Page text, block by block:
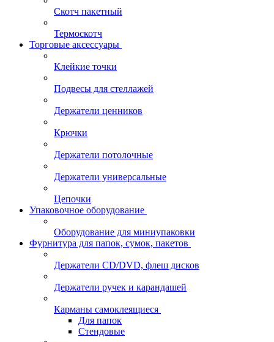
Скотч пакетный
Термоскотч
Торговые аксессуары
Клейкие точки
Подвесы для стеллажей
Держатели ценников
Крючки
Держатели потолочные
Держатели универсальные
Цепочки
Упаковочное оборудование
Оборудование для миниупаковки
Фурнитура для папок, сумок, пакетов
Держатели CD/DVD, флеш дисков
Держатели ручек и карандашей
Карманы самоклеящиеся
Для папок
Стендовые